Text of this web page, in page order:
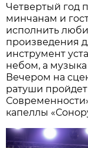
Четвертый год
минчанам и
исполнить
произведения
инструмент
небом, а музыка
Вечером на
ратуши
капеллы